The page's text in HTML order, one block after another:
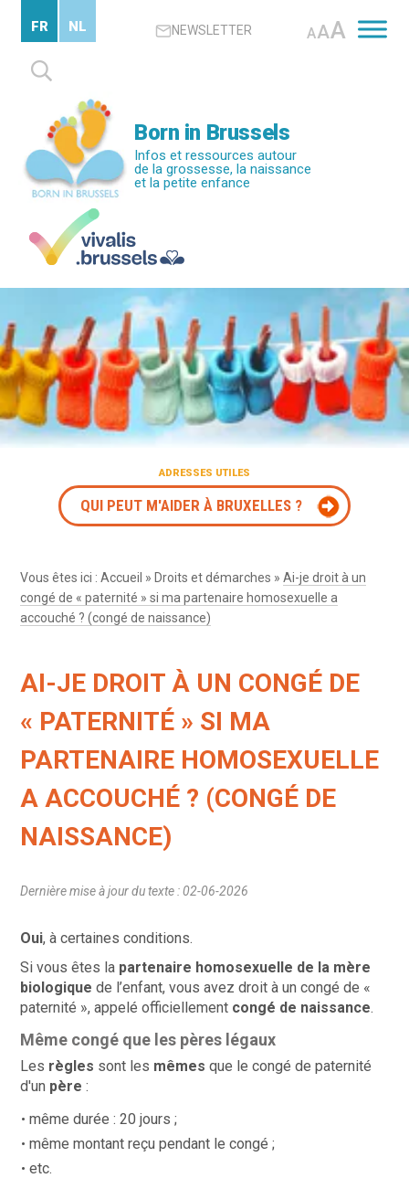
contenu
principal
NEWSLETTER AAA
Rechercher :
FR NL
Born in Brussels
Infos et ressources autour
de la grossesse, la naissance
et la petite enfance
ADRESSES UTILES
QUI PEUT M'AIDER À BRUXELLES ?
Vous êtes ici :Accueil » Droits et démarches »Ai-je droit à un
congé de « paternité » si ma partenaire homosexuelle a
accouché ? (congé de naissance)
AI-JE DROIT À UN CONGÉ DE
« PATERNITÉ » SI MA
PARTENAIRE HOMOSEXUELLE
A ACCOUCHÉ ? (CONGÉ DE
NAISSANCE)
Dernière mise à jour du texte : 02-06-2026
Oui, à certaines conditions.
Si vous êtes la partenaire homosexuelle de la mère
biologiquede l’enfant, vous avez droit à un congé de «
paternité », appelé officiellement congé de naissance.
Même congé que les pères légaux
Les règles sont les mêmesque le congé de paternité
d'un père :
même durée : 20 jours ;
même montant reçu pendant le congé ;
etc.